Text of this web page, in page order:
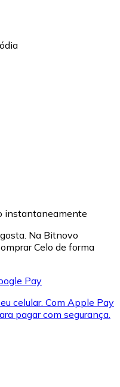
instantaneamente
Na Bitnovo
Celo de forma
Pay
celular. Com Apple Pay
pagar com segurança.